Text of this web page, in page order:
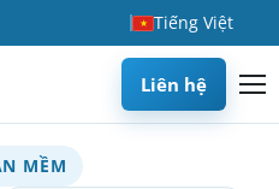
Tiếng Việt
Liên hệ
MỀM